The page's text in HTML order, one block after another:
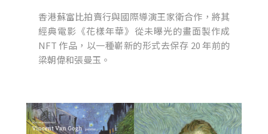
香港蘇富比拍賣行與國際導演王家衛合作，將其
經典電影《花樣年華》從未曝光的畫面製作成
NFT 作品，以一種嶄新的形式去保存 20 年前的
梁朝偉和張曼玉。